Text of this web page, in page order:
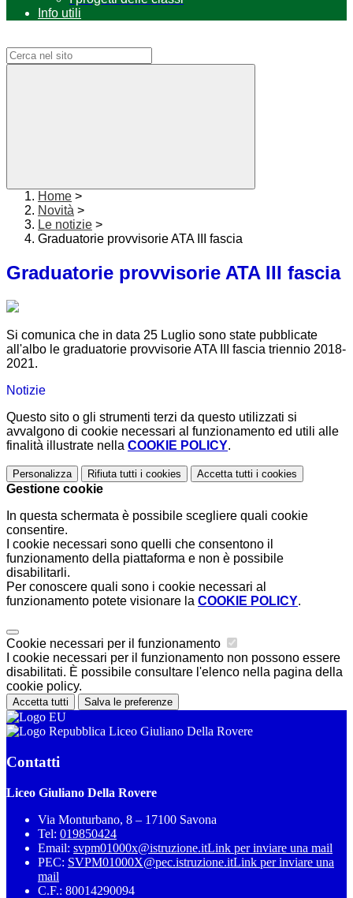
Info utili
Home >
Novità >
Le notizie >
Graduatorie provvisorie ATA III fascia
Graduatorie provvisorie ATA III fascia
Si comunica che in data 25 Luglio sono state pubblicate
all'albo le graduatorie provvisorie ATA III fascia triennio 2018-
2021.
Notizie
Questo sito o gli strumenti terzi da questo utilizzati si
avvalgono di cookie necessari al funzionamento ed utili alle
finalità illustrate nella COOKIE POLICY.
Personalizza Rifiuta tutti i cookies Accetta tutti i cookies
Gestione cookie
In questa schermata è possibile scegliere quali cookie
consentire.
I cookie necessari sono quelli che consentono il
funzionamento della piattaforma e non è possibile
disabilitarli.
Per conoscere quali sono i cookie necessari al
funzionamento potete visionare la COOKIE POLICY.
Cookie necessari per il funzionamento
I cookie necessari per il funzionamento non possono essere
disabilitati. È possibile consultare l'elenco nella pagina della
cookie policy.
Accetta tutti Salva le preferenze
Liceo Giuliano Della Rovere
Contatti
Liceo Giuliano Della Rovere
Via Monturbano, 8 – 17100 Savona
Tel: 019850424
Email: svpm01000x@istruzione.itLink per inviare una mail
PEC: SVPM01000X@pec.istruzione.itLink per inviare una
mail
C.F.: 80014290094